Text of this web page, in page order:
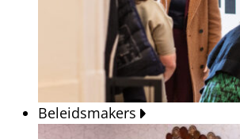
Beleidsmakers